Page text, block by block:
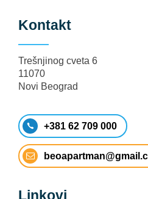
Kontakt
Trešnjinog cveta 6
11070
Novi Beograd
+381 62 709 000
Linkovi